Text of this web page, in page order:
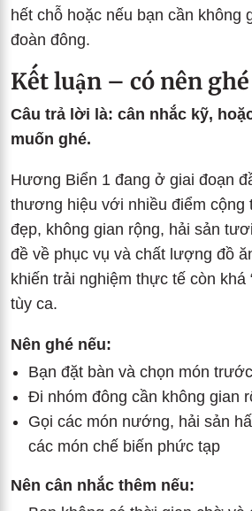
hết chỗ hoặc nếu bạn cần không
đoàn đông.
Kết luận – có nên
Câu trả lời là: cân nhắc kỹ,
muốn ghé.
Hương Biển 1 đang ở giai đoạn
thương hiệu với nhiều điểm cộng
đẹp, không gian rộng, hải sản
đề về phục vụ và chất lượng đồ
khiến trải nghiệm thực tế còn khá
tùy ca.
Nên ghé nếu:
Bạn đặt bàn và chọn món
Đi nhóm đông cần không gian
Gọi các món nướng, hải sản
các món chế biến phức tạp
Nên cân nhắc thêm nếu: